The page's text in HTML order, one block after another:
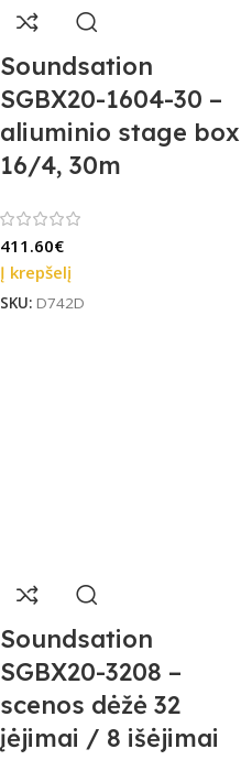
Soundsation
SGBX20-1604-30 –
aliuminio stage box
16/4, 30m
411.60€
Į krepšelį
SKU: D742D
Soundsation
SGBX20-3208 –
scenos dėžė 32
įėjimai / 8 išėjimai